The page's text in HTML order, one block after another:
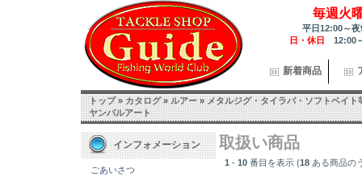
毎週火
平日12:00～
日・休日 12:00
新着商品
トップ»カタログ»ルアー»メタルジグ・タイラバ・ソフトベイト
ヤンバルアート
インフォメーション
ごあいさつ
取扱い商品
1 - 10 番目を表示 (18 ある商品の